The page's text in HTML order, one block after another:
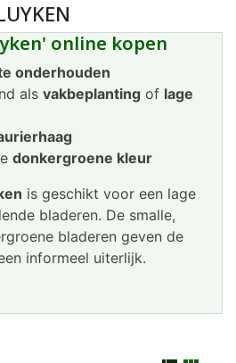
online kopen
onderhouden
als vakbeplanting of lage
donkergroene kleur
is geschikt voor een lage
bladeren. De smalle,
bladeren geven de
informeel uiterlijk.